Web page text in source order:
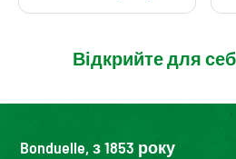
Відкрийте для
Bonduelle, з 1853 року